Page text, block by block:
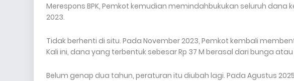
Merespons BPK, Pemkot kemudian memindahbukukan seluruh dana
2023.
Tidak berhenti di situ. Pada November 2023, Pemkot kembali
Kali ini, dana yang terbentuk sebesar Rp 37 M berasal dari bunga
Belum genap dua tahun, peraturan itu diubah lagi. Pada Agustus